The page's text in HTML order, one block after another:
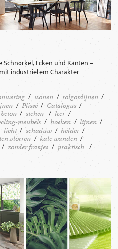
Schnörkel, Ecken und Kanten –
industriellem Charakter
wonen
rolgordijnen
Plissé
Catalogus
beton stehen
leer
meubels hoeken
lijnen
licht schaduw
helder
vloeren
kale wanden
zonder franjes
praktisch